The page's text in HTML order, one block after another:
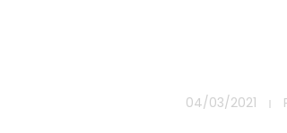
I
04/03/2021